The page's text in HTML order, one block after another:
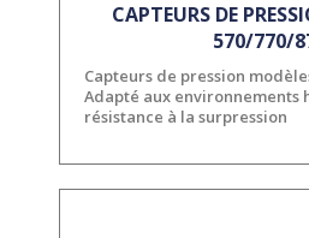
CAPTEURS DE
570/770/
Capteurs de pression
Adapté aux environnements
résistance à la surpression